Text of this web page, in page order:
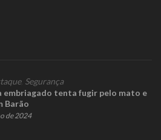
, Segurança
tenta fugir pelo mato e
Barão
de 2024